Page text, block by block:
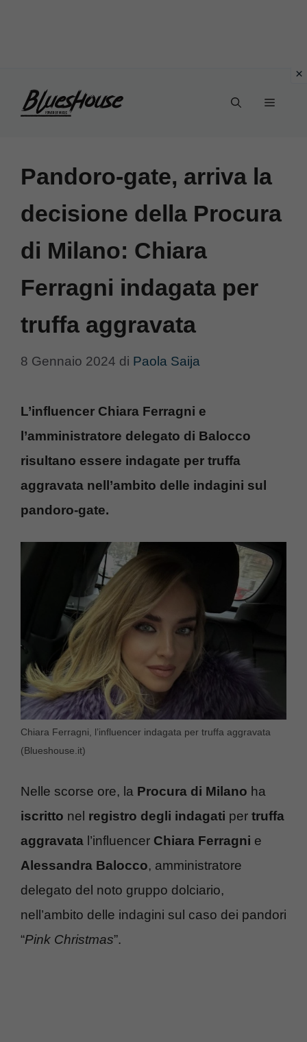
Menu
Pandoro-gate, arriva la
decisione della Procura
di Milano: Chiara
Ferragni indagata per
truffa aggravata
8 Gennaio 2024 di Paola Saija
L’influencer Chiara Ferragni e
l’amministratore delegato di Balocco
risultano essere indagate per truffa
aggravata nell’ambito delle indagini sul
pandoro-gate.
Chiara Ferragni, l’influencer indagata per truffa aggravata
(Blueshouse.it)
Nelle scorse ore, la Procura di Milano ha
iscritto nel registro degli indagati per truffa
aggravata l’influencer Chiara Ferragni e
Alessandra Balocco, amministratore
delegato del noto gruppo dolciario,
nell’ambito delle indagini sul caso dei pandori
“Pink Christmas”.